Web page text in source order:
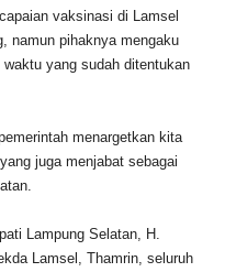
vaksinasi di Lamsel
namun pihaknya mengaku
yang sudah ditentukan
menargetkan kita
juga menjabat sebagai
Lampung Selatan, H.
Lamsel, Thamrin, seluruh